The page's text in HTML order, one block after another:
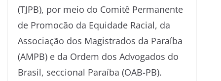
(TJPB), por meio do Comitê Permanente
de Promocão da Equidade Racial, da
Associação dos Magistrados da Paraíba
(AMPB) e da Ordem dos Advogados do
Brasil, seccional Paraíba (OAB-PB).